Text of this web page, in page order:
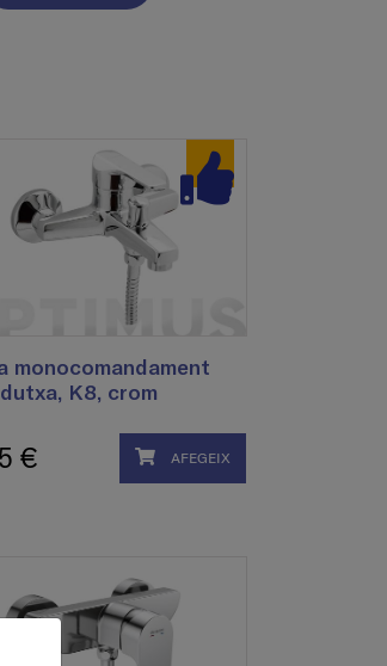
monocomandament
K8, crom
€ AFEGEIX